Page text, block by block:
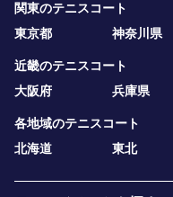
関東のテニスコート
東京都
神奈川県
近畿のテニスコート
大阪府
兵庫県
各地域のテニスコート
北海道
東北